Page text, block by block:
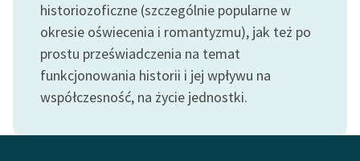
historiozoficzne (szczególnie popularne w
okresie oświecenia i romantyzmu), jak też po
prostu przeświadczenia na temat
funkcjonowania historii i jej wpływu na
współczesność, na życie jednostki.